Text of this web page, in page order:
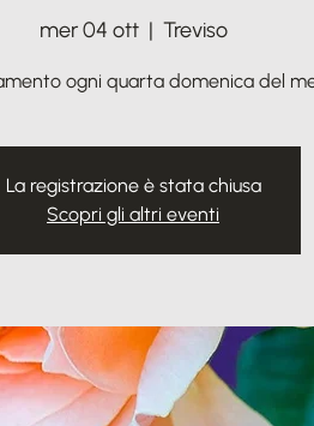
mer 04 ott
  |
Treviso
ogni quarta domenica del
La registrazione è stata chiusa
Scopri gli altri eventi